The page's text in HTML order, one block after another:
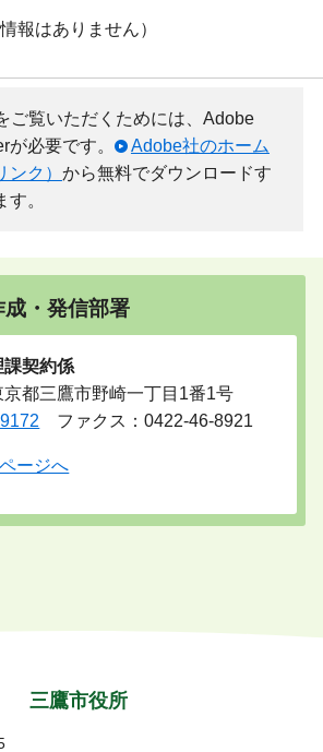
報はありません）
ご覧いただくためには、Adobe
必要です。
Adobe社のホーム
ク） から無料でダウンロードす
。
・発信部署
課契約係
都三鷹市野崎一丁目1番1号
ファクス：0422-46-8921
ージへ
三鷹市役所